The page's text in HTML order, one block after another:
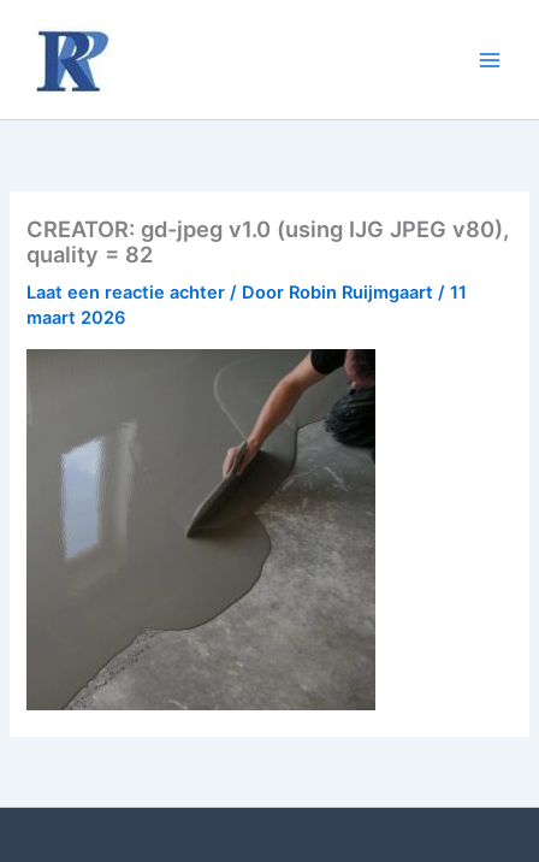
inhoud
CREATOR: gd-jpeg v1.0 (using IJG JPEG v80),
quality = 82
Laat een reactie achter / Door Robin Ruijmgaart/11
maart 2026